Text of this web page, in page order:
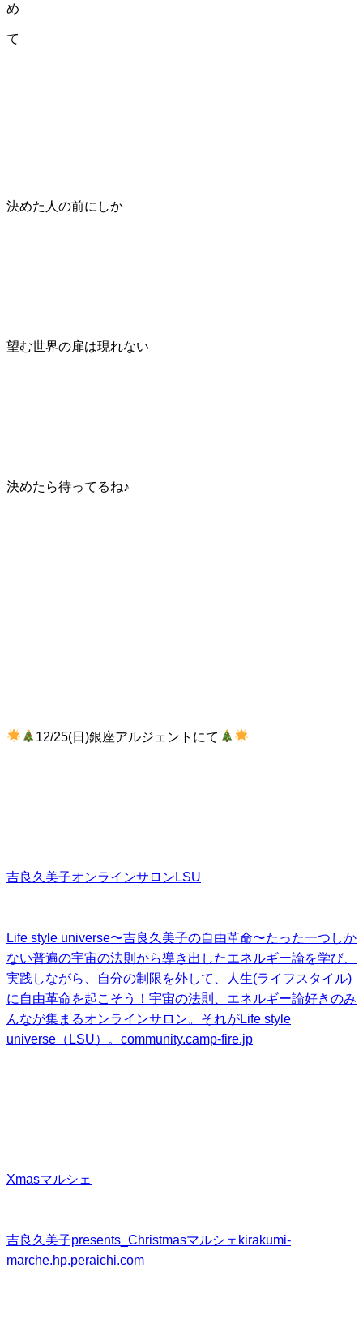
め
て
決めた人の前にしか
望む世界の扉は現れない
決めたら待ってるね♪
12/25(日)銀座アルジェントにて
吉良久美子オンラインサロンLSU
Life style universe〜吉良久美子の自由革命〜たった一つしか
ない普遍の宇宙の法則から導き出したエネルギー論を学び、
実践しながら、自分の制限を外して、人生(ライフスタイル)
に自由革命を起こそう！宇宙の法則、エネルギー論好きのみ
んなが集まるオンラインサロン。それがLife style
universe（LSU）。 community.camp-fire.jp
Xmasマルシェ
吉良久美子presents_Christmasマルシェ kirakumi-
marche.hp.peraichi.com